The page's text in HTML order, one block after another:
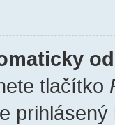
tlačítko